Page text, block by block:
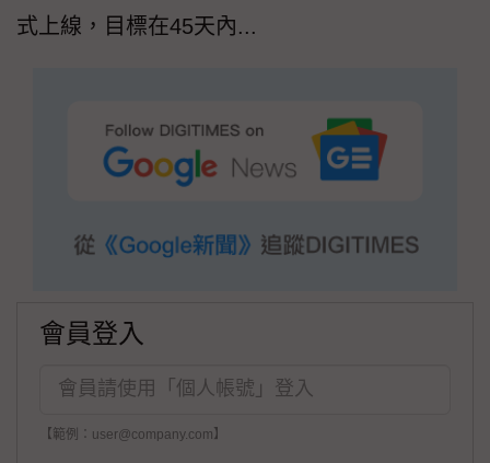
式上線，目標在45天內...
會員登入
【範例：user@company.com】